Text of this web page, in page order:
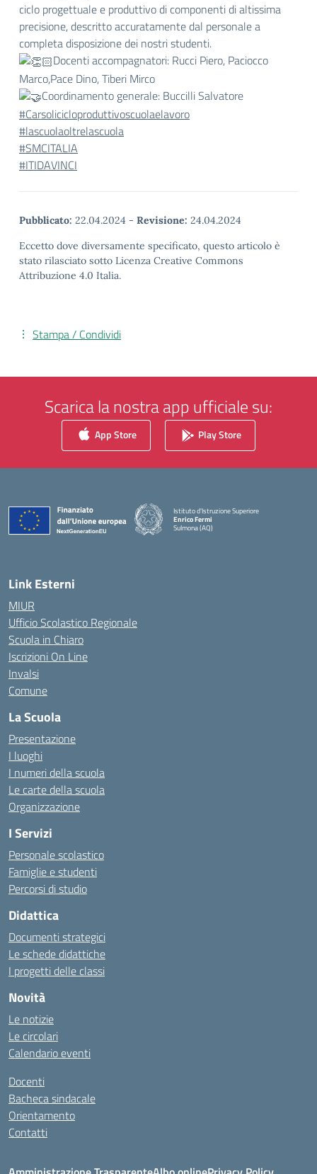
ciclo progettuale e produttivo di componenti di altissima
precisione, descritto accuratamente dal personale a
completa disposizione dei nostri studenti.
Docenti accompagnatori: Rucci Piero, Paciocco
Marco,Pace Dino, Tiberi Mirco
Coordinamento generale: Buccilli Salvatore
#Carsolicicloproduttivoscuolaelavoro
#lascuolaoltrelascuola
#SMCITALIA
#ITIDAVINCI
Pubblicato: 22.04.2024 - Revisione: 24.04.2024
Eccetto dove diversamente specificato, questo articolo è
stato rilasciato sotto Licenza Creative Commons
Attribuzione 4.0 Italia.
Stampa / Condividi
Scarica la nostra app ufficiale su:
App Store Play Store
Istituto d'Istruzione Superiore
Enrico Fermi
Sulmona (AQ)
— Visita la pagina iniziale della scuola
Link Esterni
MIUR
Ufficio Scolastico Regionale
Scuola in Chiaro
Iscrizioni On Line
Invalsi
Comune
La Scuola
Presentazione
I luoghi
I numeri della scuola
Le carte della scuola
Organizzazione
I Servizi
Personale scolastico
Famiglie e studenti
Percorsi di studio
Didattica
Documenti strategici
Le schede didattiche
I progetti delle classi
Novità
Le notizie
Le circolari
Calendario eventi
Docenti
Bacheca sindacale
Orientamento
Contatti